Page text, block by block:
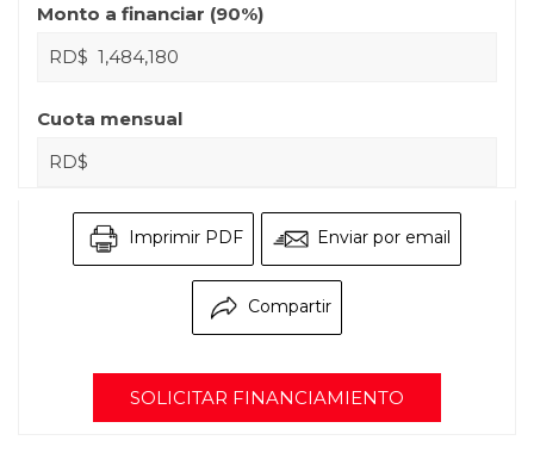
Monto a financiar (90%)
RD$
Cuota mensual
RD$
Imprimir PDF Enviar por email
Compartir
SOLICITAR FINANCIAMIENTO